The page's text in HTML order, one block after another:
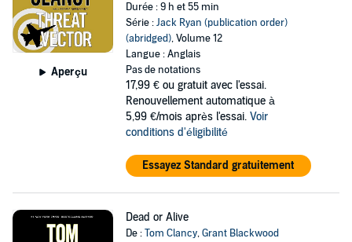
Aperçu
Durée : 9 h et 55 min
Série :Jack Ryan (publication order)
(abridged), Volume 12
Langue : Anglais
Pas de notations
17,99 € ou gratuit avec l'essai.
Renouvellement automatique à
5,99 €/mois après l'essai. Voir
conditions d'éligibilité
Essayez Standard gratuitement
Dead or Alive
De :Tom Clancy,Grant Blackwood